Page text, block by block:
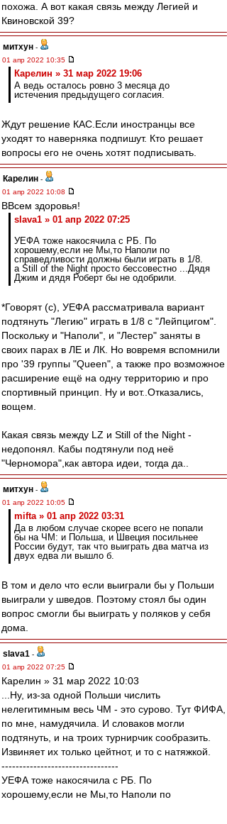
похожа. А вот какая связь между Легией и
Квиновской 39?
митхун -
01 апр 2022 10:35
Карелин » 31 мар 2022 19:06
А ведь осталось ровно 3 месяца до
истечения предыдущего согласия.
Ждут решение КАС.Если иностранцы все
уходят то наверняка подпишут. Кто решает
вопросы его не очень хотят подписывать.
Карелин -
01 апр 2022 10:08
ВВсем здоровья!
slava1 » 01 апр 2022 07:25
УЕФА тоже накосячила с РБ. По
хорошему,если не Мы,то Наполи по
справедливости должны были играть в 1/8.
a Still of the Night просто бессовестно ...Дядя
Джим и дядя Роберт бы не одобрили.
*Говорят (с), УЕФА рассматривала вариант
подтянуть "Легию" играть в 1/8 с "Лейпцигом".
Поскольку и "Наполи", и "Лестер" заняты в
своих парах в ЛЕ и ЛК. Но вовремя вспомнили
про '39 группы "Queen", а также про возможное
расширение ещё на одну территорию и про
спортивный принцип. Ну и вот..Отказались,
вощем.
Какая связь между LZ и Still of the Night -
недопонял. Кабы подтянули под неё
"Черномора",как автора идеи, тогда да..
митхун -
01 апр 2022 10:05
mifta » 01 апр 2022 03:31
Да в любом случае скорее всего не попали
бы на ЧМ: и Польша, и Швеция посильнее
России будут, так что выиграть два матча из
двух едва ли вышло б.
В том и дело что если выиграли бы у Польши
выиграли у шведов. Поэтому стоял бы один
вопрос смогли бы выиграть у поляков у себя
дома.
slava1 -
01 апр 2022 07:25
Карелин » 31 мар 2022 10:03
...Ну, из-за одной Польши числить
нелегитимным весь ЧМ - это сурово. Тут ФИФА,
по мне, намудячила. И словаков могли
подтянуть, и на троих турнирчик сообразить.
Извиняет их только цейтнот, и то с натяжкой.
---------------------------------
УЕФА тоже накосячила с РБ. По
хорошему,если не Мы,то Наполи по